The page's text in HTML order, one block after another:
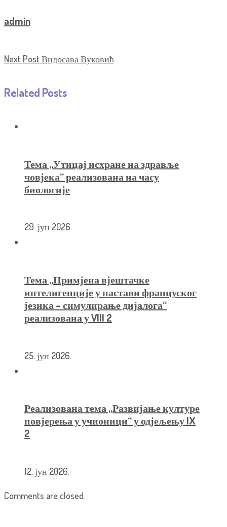
admin
Next Post Видосава Вуковић
Related Posts
Тема ,,Утицај исхране на здравље
човјека“ реализована на часу
биологије
29. јун 2026.
Тема „Примјена вјештачке
интелигенције у настави француског
језика – симулирање дијалога“
реализована у VIII 2
25. јун 2026.
Реализована тема „Развијање културе
повјерења у учионици“ у одјељењу IX
2
12. јун 2026.
Comments are closed.